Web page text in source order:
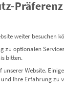
Präferenz
weiter besuchen
zu optionalen
bitten.
Website.
Ihre Erfahrung zu